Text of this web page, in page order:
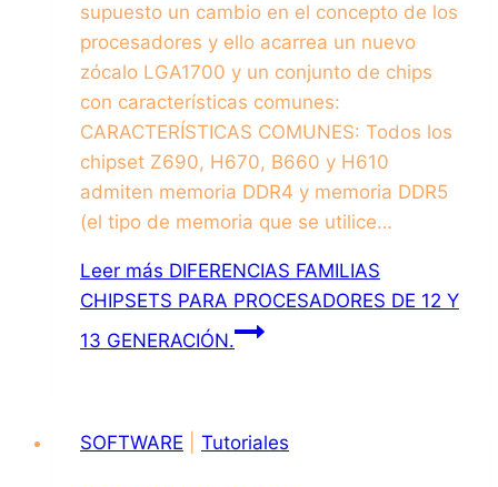
supuesto un cambio en el concepto de los
procesadores y ello acarrea un nuevo
zócalo LGA1700 y un conjunto de chips
con características comunes:
CARACTERÍSTICAS COMUNES: Todos los
chipset Z690, H670, B660 y H610
admiten memoria DDR4 y memoria DDR5
(el tipo de memoria que se utilice…
Leer más DIFERENCIAS FAMILIAS
CHIPSETS PARA PROCESADORES DE 12 Y
13 GENERACIÓN.
SOFTWARE Tutoriales